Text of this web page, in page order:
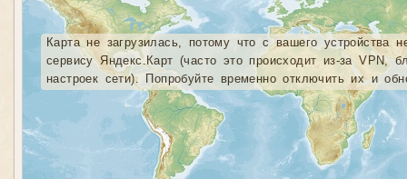
Карта не загрузилась, потому что с вашего устройства
сервису Яндекс.Карт (часто это происходит из-за VPN,
настроек сети). Попробуйте временно отключить их и